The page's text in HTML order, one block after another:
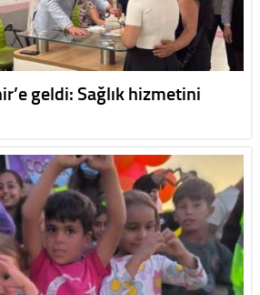
geldi: Sağlık hizmetini